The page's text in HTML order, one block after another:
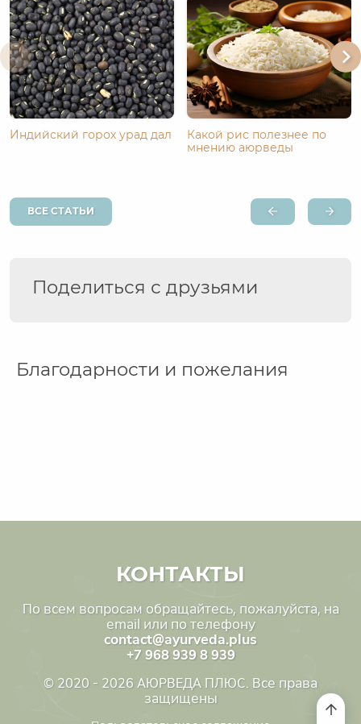
Индийский горох урад дал
Какой рис полезнее по
мнению аюрведы
ВСЕ СТАТЬИ
Поделиться с друзьями
Благодарности и пожелания
КОНТАКТЫ
По всем вопросам обращайтесь, пожалуйста, на
email или по телефону
contact@ayurveda.plus
+7 968 939 8 939
© 2020 - 2026 АЮРВЕДА ПЛЮС. Все права
защищены